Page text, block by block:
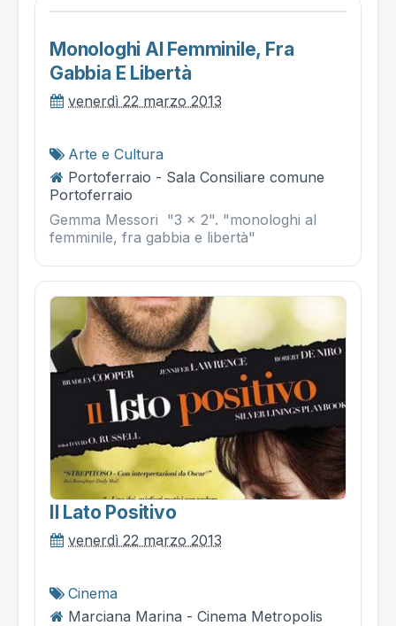
Monologhi Al Femminile, Fra
Gabbia E Libertà
venerdì 22 marzo 2013
Arte e Cultura
Portoferraio - Sala Consiliare comune
Portoferraio
Gemma Messori "3 x 2". "monologhi al
femminile, fra gabbia e libertà"
Il Lato Positivo
venerdì 22 marzo 2013
Cinema
Marciana Marina - Cinema Metropolis